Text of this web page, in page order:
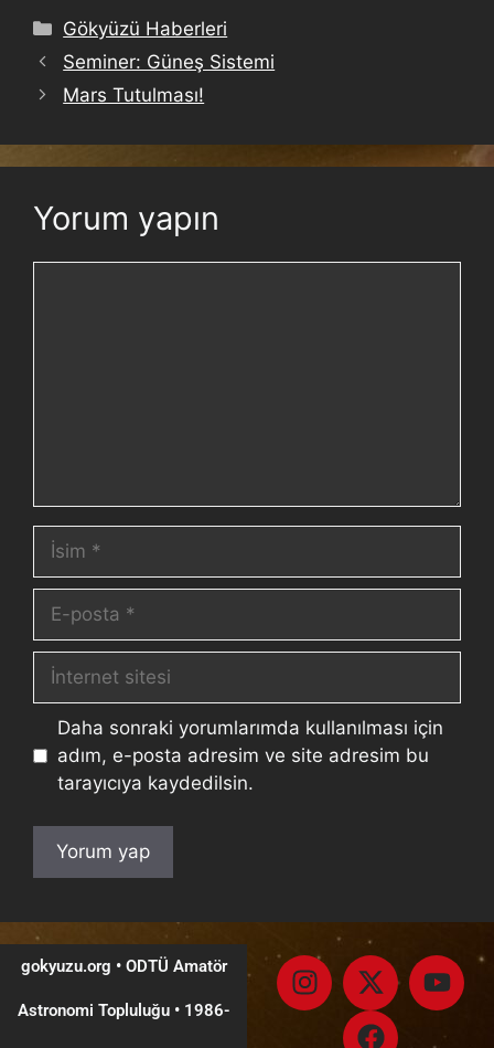
Gökyüzü Haberleri
Seminer: Güneş Sistemi
Mars Tutulması!
Yorum yapın
Daha sonraki yorumlarımda kullanılması için
adım, e-posta adresim ve site adresim bu
tarayıcıya kaydedilsin.
gokyuzu.org • ODTÜ Amatör
Astronomi Topluluğu •1986-